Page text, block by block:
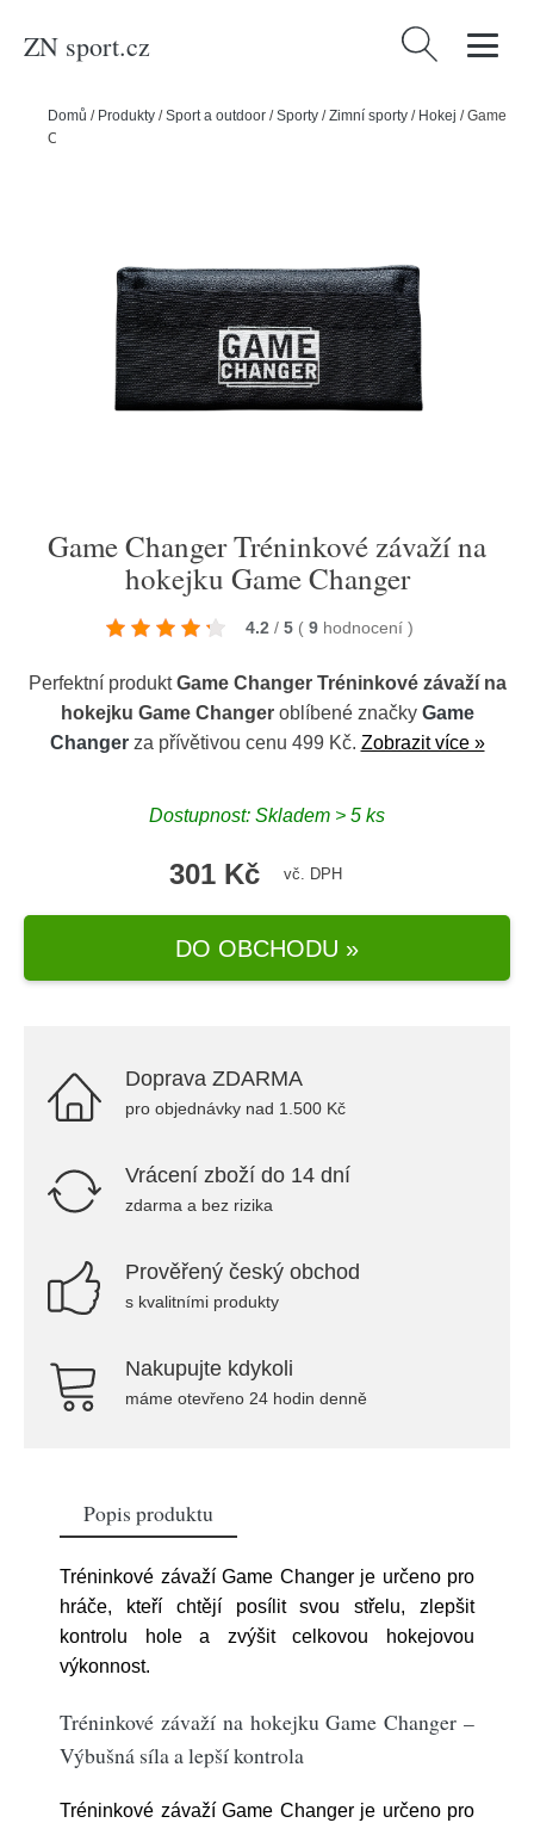
ZN sport.cz Vyhledávání
Domů / Produkty /Sport a outdoor /Sporty /Zimní sporty / Hokej /Game
Changer Tréninkové závaží na hokejku Game Changer
Game Changer Tréninkové závaží na
hokejku Game Changer
4.2 / 5 ( 9 hodnocení )
Perfektní produktGame Changer Tréninkové závaží na
hokejku Game Changeroblíbené značky Game
Changerza přívětivou cenu 499 Kč. Zobrazit více »
Dostupnost: Skladem > 5 ks
301 Kč vč. DPH
DO OBCHODU »
Doprava ZDARMA
pro objednávky nad 1.500 Kč
Vrácení zboží do 14 dní
zdarma a bez rizika
Prověřený český obchod
s kvalitními produkty
Nakupujte kdykoli
máme otevřeno 24 hodin denně
Popis produktu
Tréninkové závaží Game Changer je určeno pro
hráče, kteří chtějí posílit svou střelu, zlepšit
kontrolu hole a zvýšit celkovou hokejovou
výkonnost.
Tréninkové závaží na hokejku Game Changer –
Výbušná síla a lepší kontrola
Tréninkové závaží Game Changer je určeno pro